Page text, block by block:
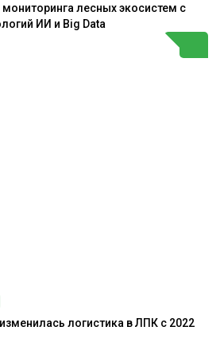
лесных экосистем с
ИИ и Big Data
логистика в ЛПК с 2022